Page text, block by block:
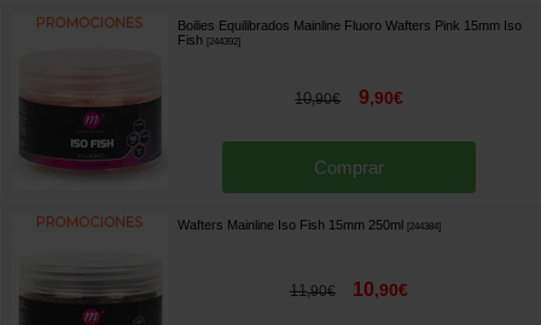
Boilies Equilibrados Mainline Fluoro Wafters Pink 15mm Iso
Fish [244392]
10,90€ 9,90€
Comprar
Wafters Mainline Iso Fish 15mm 250ml [244384]
11,90€ 10,90€